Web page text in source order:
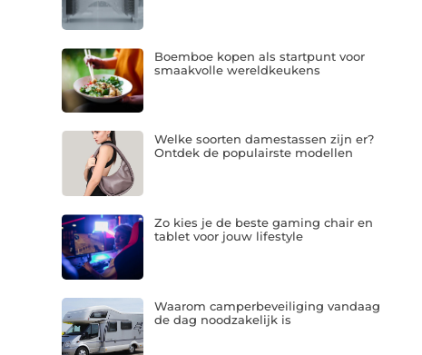
Boemboe kopen als startpunt voor
smaakvolle wereldkeukens
Welke soorten damestassen zijn er?
Ontdek de populairste modellen
Zo kies je de beste gaming chair en
tablet voor jouw lifestyle
Waarom camperbeveiliging vandaag
de dag noodzakelijk is